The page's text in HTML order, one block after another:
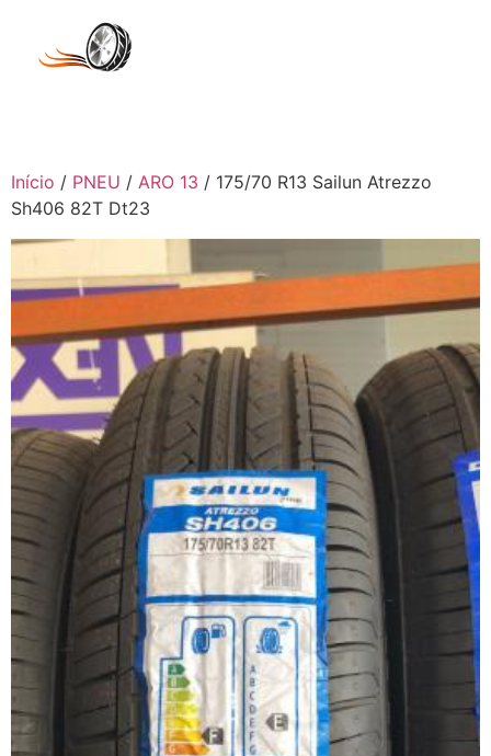
Início / PNEU / ARO 13 / 175/70 R13 Sailun Atrezzo
Sh406 82T Dt23